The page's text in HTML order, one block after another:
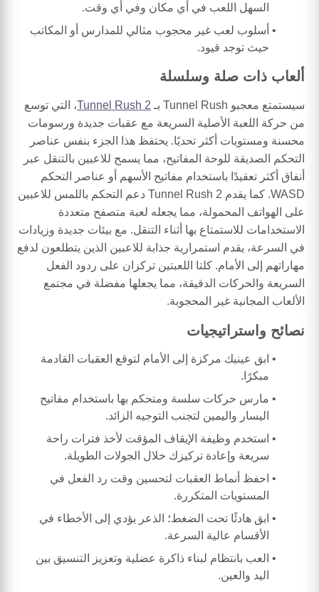
السهل اللعب في أي مكان وفي أي وقت.
أسلوب لعب غير محجوب مثالي للمدارس أو المكاتب
حيث توجد قيود.
ألعاب ذات صلة وسلسلة
سيستمتع معجبو Tunnel Rush بـ Tunnel Rush 2، التي توسع
من حركة اللعبة الأصلية السريعة مع عقبات جديدة ورسومات
محسنة ومستويات أكثر تحديًا. يحتفظ هذا الجزء بنفس عناصر
التحكم الصديقة للوحة المفاتيح، مما يسمح للاعبين بالتنقل عبر
أنفاق أكثر تعقيدًا باستخدام مفاتيح الأسهم أو عناصر التحكم
WASD. كما يقدم Tunnel Rush 2 دعم التحكم باللمس للاعبين
على الهواتف المحمولة، مما يجعله لعبة متصفح متعددة
الاستخدامات للاستمتاع بها أثناء التنقل. مع بيئات جديدة وزيادات
في السرعة، يقدم استمرارية جذابة للاعبين الذين يتطلعون لدفع
مهاراتهم إلى الأمام. كلتا اللعبتين تركزان على ردود الفعل
السريعة والحركات الدقيقة، مما يجعلها مفضلة في مجتمع
الألعاب المجانية غير المحجوبة.
نصائح واستراتيجيات
ابق عينيك مركزة إلى الأمام لتوقع العقبات القادمة
مبكرًا.
مارس حركات سلسة ومتحكم بها باستخدام مفاتيح
اليسار واليمين لتجنب التوجيه الزائد.
استخدم وظيفة الإيقاف المؤقت لأخذ فترات راحة
سريعة وإعادة تركيزك خلال الجولات الطويلة.
احفظ أنماط العقبات لتحسين وقت رد الفعل في
المستويات المتكررة.
ابق هادئًا تحت الضغط؛ الذعر يؤدي إلى الأخطاء في
الأقسام عالية السرعة.
العب بانتظام لبناء ذاكرة عضلية وتعزيز التنسيق بين
اليد والعين.